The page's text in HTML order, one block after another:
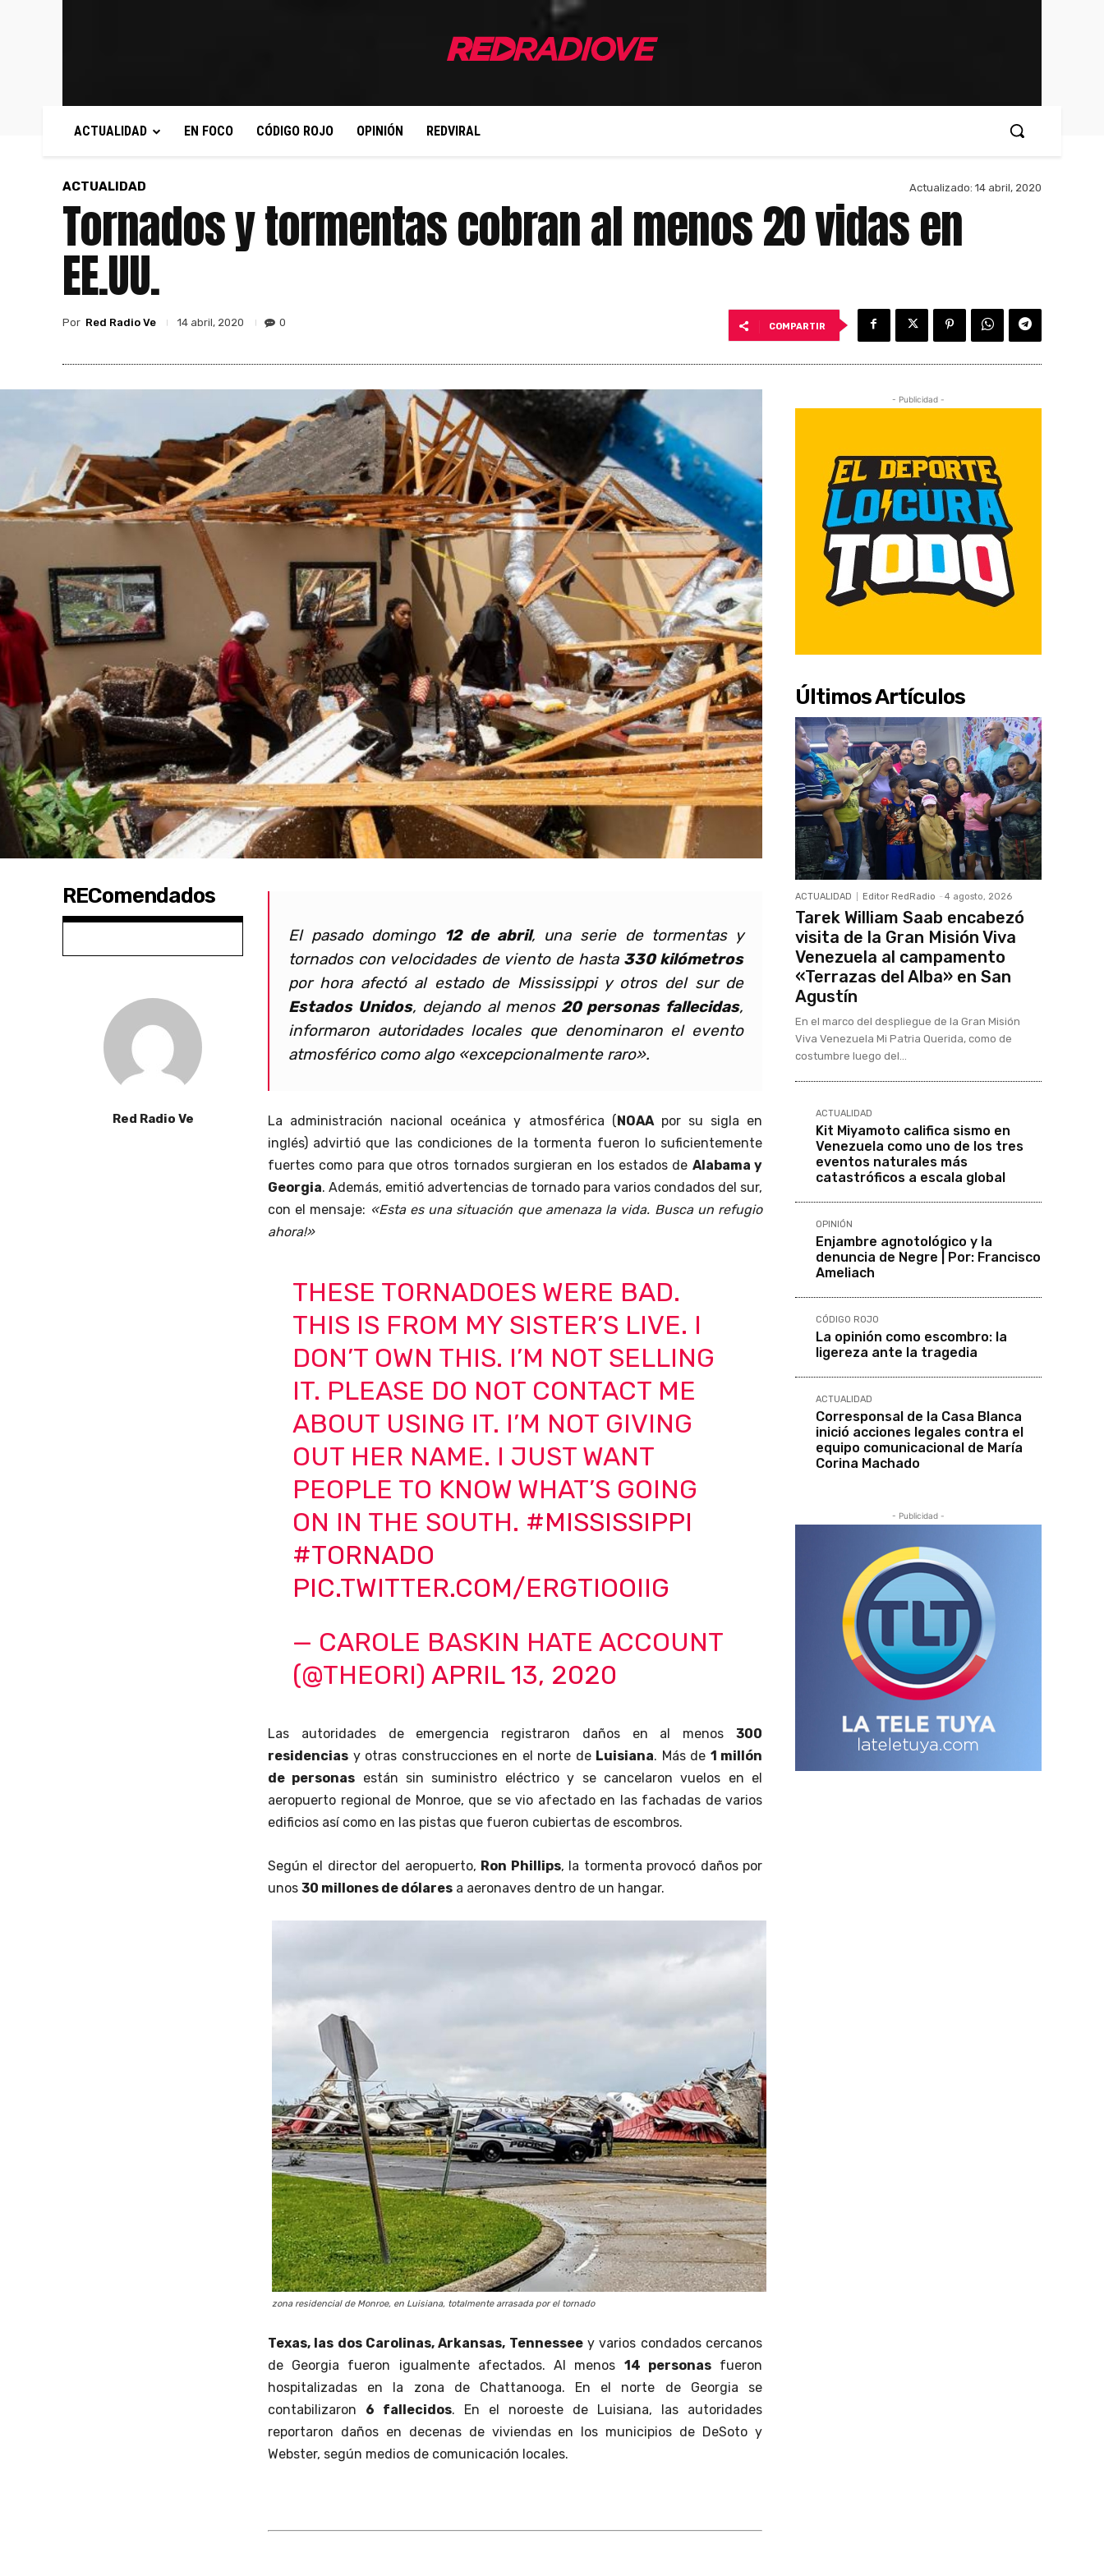
ACTUALIDAD EN FOCO CÓDIGO ROJO OPINIÓN REDVIRAL
ACTUALIDAD Actualizado: 14 abril, 2020
Tornados y tormentas cobran al menos 20 vidas en
EE.UU.
Por Red Radio Ve 14 abril, 2020 0 COMPARTIR
REComendados
Red Radio Ve
El pasado domingo 12 de abril, una serie de tormentas y
tornados con velocidades de viento de hasta 330 kilómetros
por hora afectó al estado de Mississippi y otros del sur de
Estados Unidos, dejando al menos20 personas fallecidas,
informaron autoridades locales que denominaron el evento
atmosférico como algo «excepcionalmente raro».
La administración nacional oceánica y atmosférica ( NOAApor su sigla en
inglés) advirtió que las condiciones de la tormenta fueron lo suficientemente
fuertes como para que otros tornados surgieran en los estados de Alabama y
Georgia. Además, emitió advertencias de tornado para varios condados del sur,
con el mensaje: «Esta es una situación que amenaza la vida. Busca un refugio
ahora!»
THESE TORNADOES WERE BAD.
THIS IS FROM MY SISTER’S LIVE. I
DON’T OWN THIS. I’M NOT SELLING
IT. PLEASE DO NOT CONTACT ME
ABOUT USING IT. I’M NOT GIVING
OUT HER NAME. I JUST WANT
PEOPLE TO KNOW WHAT’S GOING
ON IN THE SOUTH. #MISSISSIPPI
#TORNADO
PIC.TWITTER.COM/ERGTIOOIIG
— CAROLE BASKIN HATE ACCOUNT
(@THEORI)APRIL 13, 2020
Las autoridades de emergencia registraron daños en al menos 300
residencias y otras construcciones en el norte de Luisiana. Más de 1 millón
de personas están sin suministro eléctrico y se cancelaron vuelos en el
aeropuerto regional de Monroe, que se vio afectado en las fachadas de varios
edificios así como en las pistas que fueron cubiertas de escombros.
Según el director del aeropuerto, Ron Phillips, la tormenta provocó daños por
unos 30 millones de dólares a aeronaves dentro de un hangar.
zona residencial de Monroe, en Luisiana, totalmente arrasada por el tornado
Texas, las dos Carolinas, Arkansas, Tennesseey varios condados cercanos
de Georgia fueron igualmente afectados. Al menos 14 personasfueron
hospitalizadas en la zona de Chattanooga. En el norte de Georgia se
contabilizaron 6 fallecidos. En el noroeste de Luisiana, las autoridades
reportaron daños en decenas de viviendas en los municipios de DeSoto y
Webster, según medios de comunicación locales.
- Publicidad -
Últimos Artículos
ACTUALIDAD Editor RedRadio - 4 agosto, 2026
Tarek William Saab encabezó
visita de la Gran Misión Viva
Venezuela al campamento
«Terrazas del Alba» en San
Agustín
En el marco del despliegue de la Gran Misión
Viva Venezuela Mi Patria Querida, como de
costumbre luego del...
ACTUALIDAD
Kit Miyamoto califica sismo en
Venezuela como uno de los tres
eventos naturales más
catastróficos a escala global
OPINIÓN
Enjambre agnotológico y la
denuncia de Negre | Por: Francisco
Ameliach
CÓDIGO ROJO
La opinión como escombro: la
ligereza ante la tragedia
ACTUALIDAD
Corresponsal de la Casa Blanca
inició acciones legales contra el
equipo comunicacional de María
Corina Machado
- Publicidad -